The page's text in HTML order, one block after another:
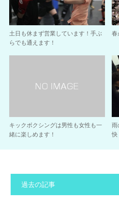
土日も休まず営業しています！手ぶ
らでも通えます！
春
キックボクシングは男性も女性も一
緒に楽しめます！
雨
快
過去の記事